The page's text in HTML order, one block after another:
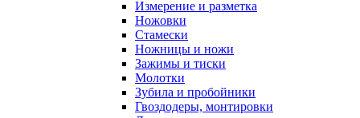
Измерение и разметка
Ножовки
Стамески
Ножницы и ножи
Зажимы и тиски
Молотки
Зубила и пробойники
Гвоздодеры, монтировки